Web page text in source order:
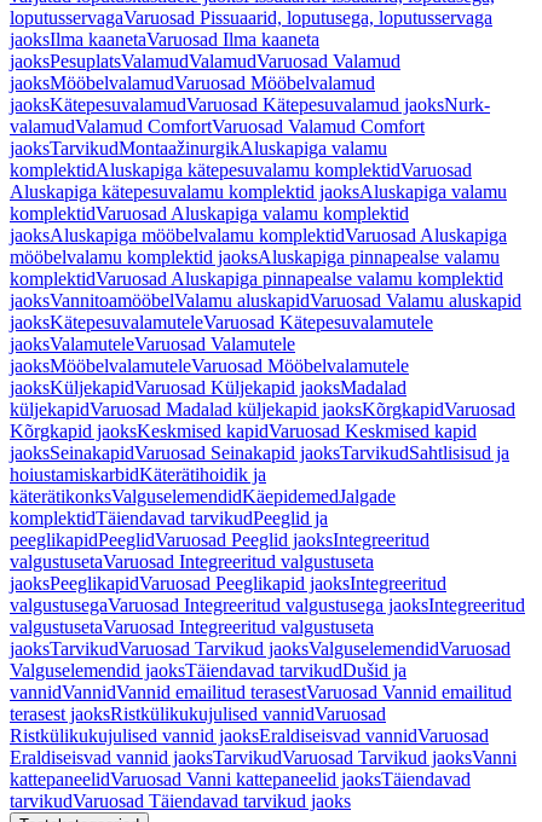
loputusservagaVaruosad Pissuaarid, loputusega, loputusservaga
jaoksIlma kaanetaVaruosad Ilma kaaneta
jaoksPesuplatsValamudValamudVaruosad Valamud
jaoksMööbelvalamudVaruosad Mööbelvalamud
jaoksKätepesuvalamudVaruosad Kätepesuvalamud jaoksNurk-
valamudValamud ComfortVaruosad Valamud Comfort
jaoksTarvikudMontaažinurgikAluskapiga valamu
komplektidAluskapiga kätepesuvalamu komplektidVaruosad
Aluskapiga kätepesuvalamu komplektid jaoksAluskapiga valamu
komplektidVaruosad Aluskapiga valamu komplektid
jaoksAluskapiga mööbelvalamu komplektidVaruosad Aluskapiga
mööbelvalamu komplektid jaoksAluskapiga pinnapealse valamu
komplektidVaruosad Aluskapiga pinnapealse valamu komplektid
jaoksVannitoamööbelValamu aluskapidVaruosad Valamu aluskapid
jaoksKätepesuvalamuteleVaruosad Kätepesuvalamutele
jaoksValamuteleVaruosad Valamutele
jaoksMööbelvalamuteleVaruosad Mööbelvalamutele
jaoksKüljekapidVaruosad Küljekapid jaoksMadalad
küljekapidVaruosad Madalad küljekapid jaoksKõrgkapidVaruosad
Kõrgkapid jaoksKeskmised kapidVaruosad Keskmised kapid
jaoksSeinakapidVaruosad Seinakapid jaoksTarvikudSahtlisisud ja
hoiustamiskarbidKäterätihoidik ja
käterätikonksValguselemendidKäepidemedJalgade
komplektidTäiendavad tarvikudPeeglid ja
peeglikapidPeeglidVaruosad Peeglid jaoksIntegreeritud
valgustusetaVaruosad Integreeritud valgustuseta
jaoksPeeglikapidVaruosad Peeglikapid jaoksIntegreeritud
valgustusegaVaruosad Integreeritud valgustusega jaoksIntegreeritud
valgustusetaVaruosad Integreeritud valgustuseta
jaoksTarvikudVaruosad Tarvikud jaoksValguselemendidVaruosad
Valguselemendid jaoksTäiendavad tarvikudDušid ja
vannidVannidVannid emailitud terasestVaruosad Vannid emailitud
terasest jaoksRistkülikukujulised vannidVaruosad
Ristkülikukujulised vannid jaoksEraldiseisvad vannidVaruosad
Eraldiseisvad vannid jaoksTarvikudVaruosad Tarvikud jaoksVanni
kattepaneelidVaruosad Vanni kattepaneelid jaoksTäiendavad
tarvikudVaruosad Täiendavad tarvikud jaoks